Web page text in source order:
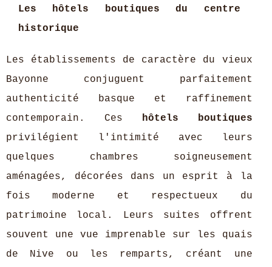
Les hôtels boutiques du centre
historique
Les établissements de caractère du vieux
Bayonne conjuguent parfaitement
authenticité basque et raffinement
contemporain. Ces hôtels boutiques
privilégient l'intimité avec leurs
quelques chambres soigneusement
aménagées, décorées dans un esprit à la
fois moderne et respectueux du
patrimoine local. Leurs suites offrent
souvent une vue imprenable sur les quais
de Nive ou les remparts, créant une